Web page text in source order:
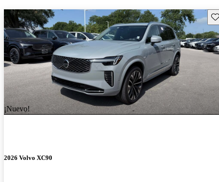
¡Nuevo!
2026 Volvo XC90